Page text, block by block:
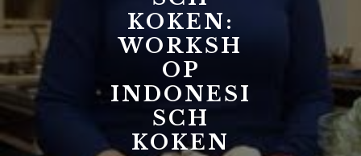
KOKEN:
WORKSH
OP
INDONESI
SCH
KOKEN